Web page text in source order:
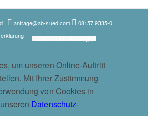
| anfrage@ab-sued.com
08157 9335-0
Cookie Einstellungen
um unseren Online-Auftritt
Mit Ihrer Zustimmung
von Cookies in
Datenschutz-